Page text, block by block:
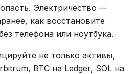
Электричество —
как восстановите
телефона или ноутбука.
не только активы,
BTC на Ledger, SOL на